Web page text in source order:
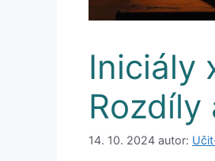
Iniciály
14. 10. 2024 autor: